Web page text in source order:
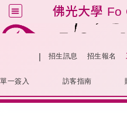
佛光大學
跳到主要內容
| 招生訊息 招生報名
單一簽入 訪客指南